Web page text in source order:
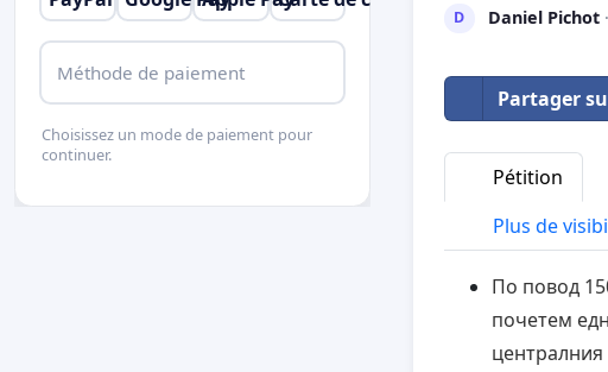
D Daniel Pichot
Partager
Pétition
Plus de
По повод
почетем
Méthode de paiement
Choisissez un mode de paiement pour
continuer.